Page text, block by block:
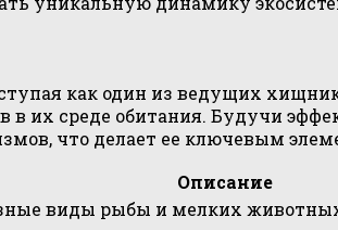
как один из ведущих
в их среде обитания. Будучи
что делает ее ключевым
Описание
виды рыбы и мелких